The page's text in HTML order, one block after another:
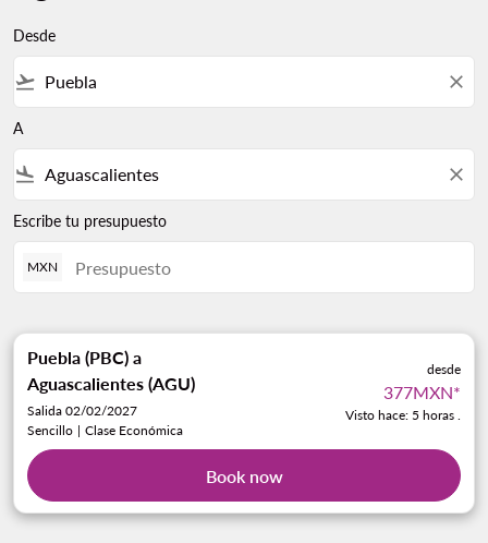
Desde
flight_takeoff close
A
flight_land close
Escribe tu presupuesto
MXN
Puebla (PBC) a
Aguascalientes (AGU)
Salida 02/02/2027
Sencillo | Clase Económica
desde
377MXN*
Visto hace: 5 horas .
Book now